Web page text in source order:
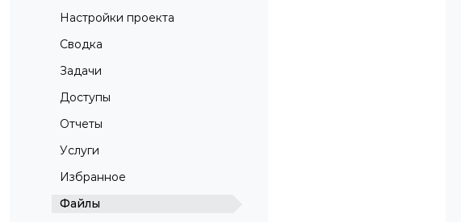
Настройки проекта
Сводка
Задачи
Доступы
Отчеты
Услуги
Избранное
Файлы